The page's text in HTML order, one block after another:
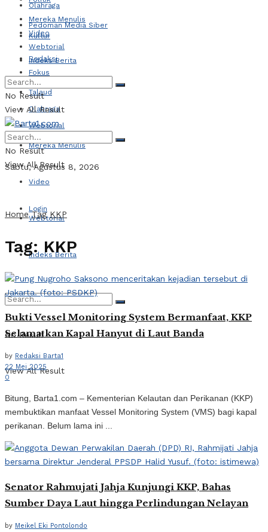
Pedoman Media Siber
Redaksi
Talaud
Webtorial
Sabtu, Agustus 8, 2026
Login
Kultur
Fokus
Olahraga
Mereka Menulis
Video
Webtorial
Indeks Berita
No Result
View All Result
Olahraga
Mereka Menulis
Video
Webtorial
Indeks Berita
No Result
View All Result
No Result
View All Result
Home Tag KKP
Tag: KKP
Bukti Vessel Monitoring System Bermanfaat, KKP
Selamatkan Kapal Hanyut di Laut Banda
by Redaksi Barta1
22 Mei 2025
0
Bitung, Barta1.com – Kementerian Kelautan dan Perikanan (KKP)
membuktikan manfaat Vessel Monitoring System (VMS) bagi kapal
perikanan. Belum lama ini ...
Senator Rahmujati Jahja Kunjungi KKP, Bahas
Sumber Daya Laut hingga Perlindungan Nelayan
by Meikel Eki Pontolondo